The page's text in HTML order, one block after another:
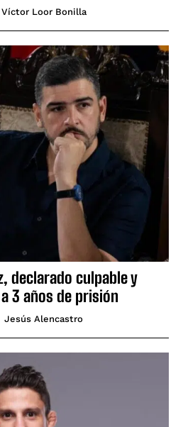
Víctor Loor Bonilla
declarado culpable y
3 años de prisión
Jesús Alencastro